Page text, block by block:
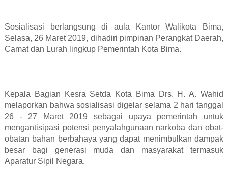
Sosialisasi berlangsung di aula Kantor Walikota Bima,
Selasa, 26 Maret 2019, dihadiri pimpinan Perangkat Daerah,
Camat dan Lurah lingkup Pemerintah Kota Bima.
Kepala Bagian Kesra Setda Kota Bima Drs. H. A. Wahid
melaporkan bahwa sosialisasi digelar selama 2 hari tanggal
26 - 27 Maret 2019 sebagai upaya pemerintah untuk
mengantisipasi potensi penyalahgunaan narkoba dan obat-
obatan bahan berbahaya yang dapat menimbulkan dampak
besar bagi generasi muda dan masyarakat termasuk
Aparatur Sipil Negara.